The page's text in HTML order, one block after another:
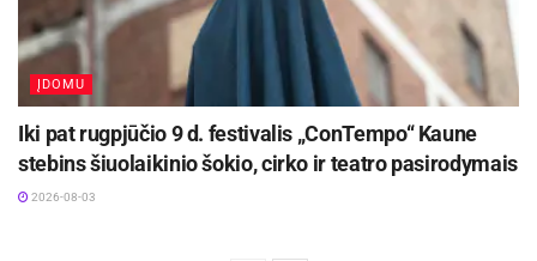
ĮDOMU
Iki pat rugpjūčio 9 d. festivalis „ConTempo“ Kaune
stebins šiuolaikinio šokio, cirko ir teatro pasirodymais
2026-08-03